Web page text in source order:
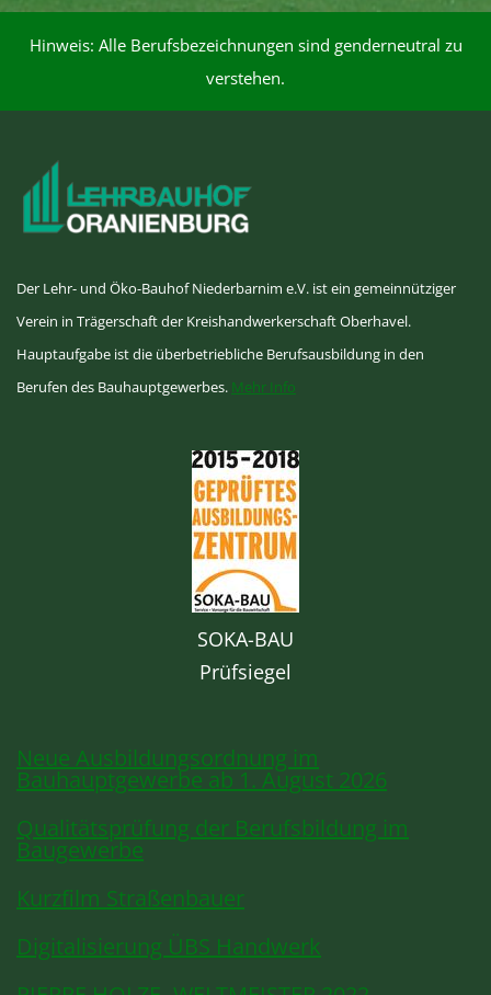
Hinweis: Alle Berufsbezeichnungen sind genderneutral zu
verstehen.
Der Lehr- und Öko-Bauhof Niederbarnim e.V. ist ein gemeinnütziger
Verein in Trägerschaft der Kreishandwerkerschaft Oberhavel.
Hauptaufgabe ist die überbetriebliche Berufsausbildung in den
Berufen des Bauhauptgewerbes. Mehr Info
SOKA-BAU
Prüfsiegel
Neue Ausbildungsordnung im
Bauhauptgewerbe ab 1. August 2026
Qualitätsprüfung der Berufsbildung im
Baugewerbe
Kurzfilm Straßenbauer
Digitalisierung ÜBS Handwerk